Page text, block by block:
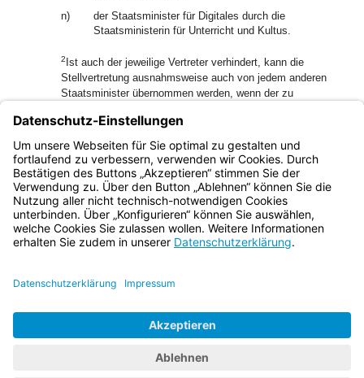
n)
der Staatsminister für Digitales durch die
Staatsministerin für Unterricht und Kultus.
2 Ist auch der jeweilige Vertreter verhindert, kann die
Stellvertretung ausnahmsweise auch von jedem anderen
Staatsminister übernommen werden, wenn der zu
besonderen oder unaufschiebbaren Fällen kann der
Ministerpräsident die Vertretung jedes Staatsministers
übernehmen.
Bayern.de
BayernPortal
Impressum